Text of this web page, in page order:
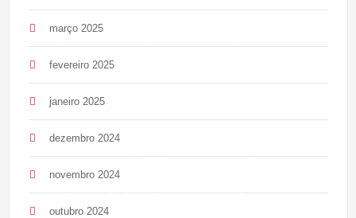
março 2025
fevereiro 2025
janeiro 2025
dezembro 2024
novembro 2024
outubro 2024